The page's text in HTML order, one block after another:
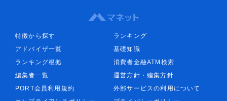
特徴から探す
ランキング
アドバイザ一覧
基礎知識
ランキング根拠
消費者金融ATM検索
編集者一覧
運営方針・編集方針
PORT会員利用規約
外部サービスの利用について